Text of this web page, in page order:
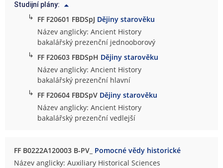
Studijní plány:
↳ FF F20601 FBDSpJ Dějiny starověku
Název anglicky: Ancient History
bakalářský prezenční jednooborový
↳ FF F20603 FBDSpH Dějiny starověku
Název anglicky: Ancient History
bakalářský prezenční hlavní
↳ FF F20604 FBDSpV Dějiny starověku
Název anglicky: Ancient History
bakalářský prezenční vedlejší
FF B0222A120003 B-PV_ Pomocné vědy historické
Název anglicky: Auxiliary Historical Sciences